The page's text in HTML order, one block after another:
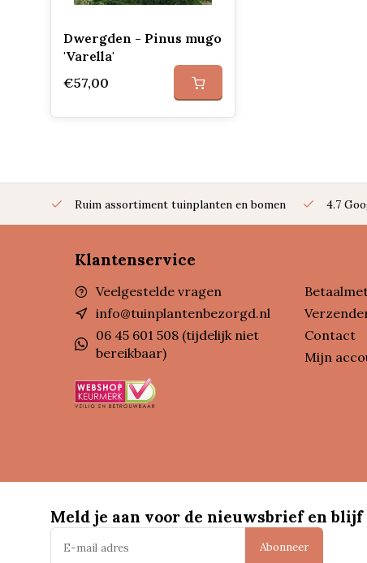
Dwergden - Pinus mugo
'Varella'
€57,00
Ruim assortiment tuinplanten en bomen 4.7
Klantenservice
Veelgestelde vragen
info@tuinplantenbezorgd.nl
06 45 601 508 (tijdelijk niet
bereikbaar)
Contact
Mijn
Meld je aan voor de nieuwsbrief en
Abonneer